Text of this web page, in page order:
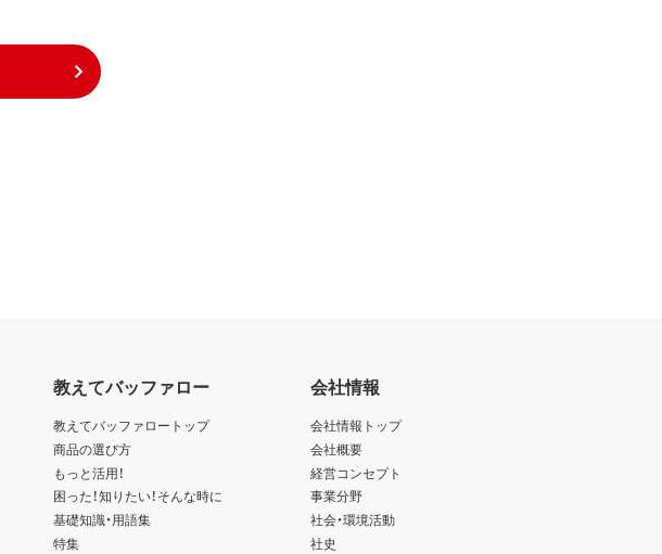
教えてバッファロー
教えてバッファロートップ
商品の選び方
もっと活用！
困った！知りたい！そんな時に
基礎知識・用語集
特集
会社情報
会社情報トップ
会社概要
経営コンセプト
事業分野
社会・環境活動
社史